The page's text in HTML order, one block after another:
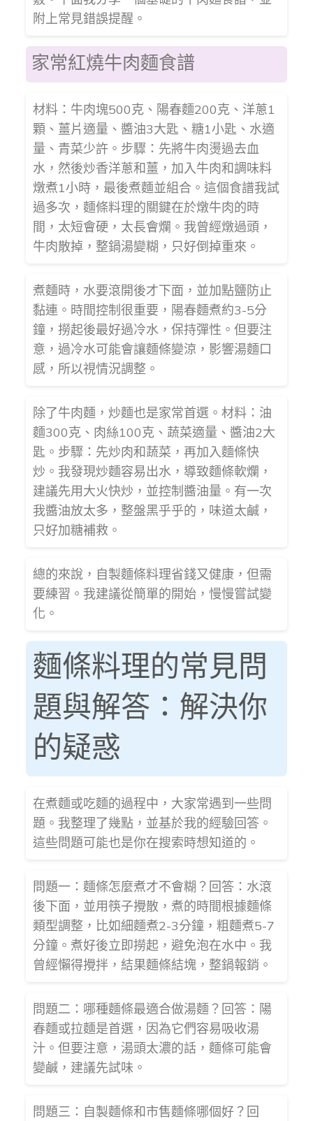
附上常見錯誤提醒。
家常紅燒牛肉麵食譜
材料：牛肉塊500克、陽春麵200克、洋蔥1
顆、薑片適量、醬油3大匙、糖1小匙、水適
量、青菜少許。步驟：先將牛肉燙過去血
水，然後炒香洋蔥和薑，加入牛肉和調味料
燉煮1小時，最後煮麵並組合。這個食譜我試
過多次，麵條料理的關鍵在於燉牛肉的時
間，太短會硬，太長會爛。我曾經燉過頭，
牛肉散掉，整鍋湯變糊，只好倒掉重來。
煮麵時，水要滾開後才下面，並加點鹽防止
黏連。時間控制很重要，陽春麵煮約3-5分
鐘，撈起後最好過冷水，保持彈性。但要注
意，過冷水可能會讓麵條變涼，影響湯麵口
感，所以視情況調整。
除了牛肉麵，炒麵也是家常首選。材料：油
麵300克、肉絲100克、蔬菜適量、醬油2大
匙。步驟：先炒肉和蔬菜，再加入麵條快
炒。我發現炒麵容易出水，導致麵條軟爛，
建議先用大火快炒，並控制醬油量。有一次
我醬油放太多，整盤黑乎乎的，味道太鹹，
只好加糖補救。
總的來說，自製麵條料理省錢又健康，但需
要練習。我建議從簡單的開始，慢慢嘗試變
化。
麵條料理的常見問
題與解答：解決你
的疑惑
在煮麵或吃麵的過程中，大家常遇到一些問
題。我整理了幾點，並基於我的經驗回答。
這些問題可能也是你在搜索時想知道的。
問題一：麵條怎麼煮才不會糊？回答：水滾
後下面，並用筷子攪散，煮的時間根據麵條
類型調整，比如細麵煮2-3分鐘，粗麵煮5-7
分鐘。煮好後立即撈起，避免泡在水中。我
曾經懶得攪拌，結果麵條結塊，整鍋報銷。
問題二：哪種麵條最適合做湯麵？回答：陽
春麵或拉麵是首選，因為它們容易吸收湯
汁。但要注意，湯頭太濃的話，麵條可能會
變鹹，建議先試味。
問題三：自製麵條和市售麵條哪個好？回